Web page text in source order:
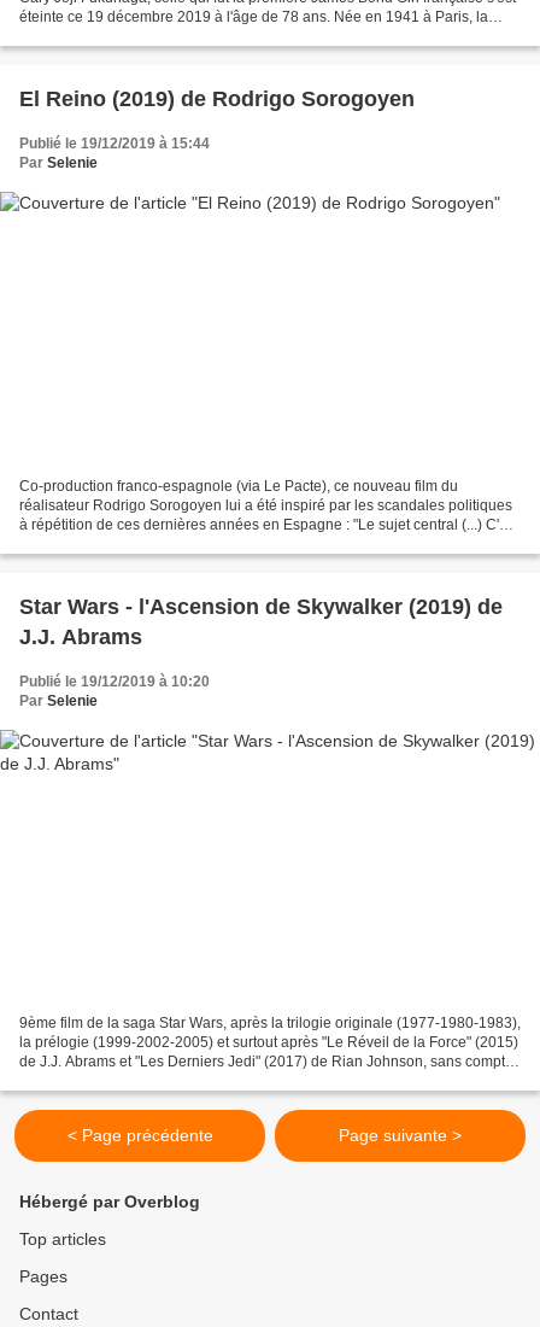
éteinte ce 19 décembre 2019 à l'âge de 78 ans. Née en 1941 à Paris, la
El Reino (2019) de Rodrigo Sorogoyen
Publié le 19/12/2019 à 15:44
Par Selenie
Co-production franco-espagnole (via Le Pacte), ce nouveau film du
réalisateur Rodrigo Sorogoyen lui a été inspiré par les scandales politiques
à répétition de ces dernières années en Espagne : "Le sujet central (...) C'est
Star Wars - l'Ascension de Skywalker (2019) de
J.J. Abrams
Publié le 19/12/2019 à 10:20
Par Selenie
9ème film de la saga Star Wars, après la trilogie originale (1977-1980-1983),
la prélogie (1999-2002-2005) et surtout après "Le Réveil de la Force" (2015)
de J.J. Abrams et "Les Derniers Jedi" (2017) de Rian Johnson, sans compter
< Page précédente Page suivante >
Hébergé par Overblog
Top articles
Pages
Contact